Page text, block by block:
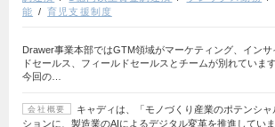
能
育児支援制度
Drawer事業本部ではGTM領域がマーケティング、インサ
ドセールス、フィールドセールスとチームが別れています
今回の…
会社概要
キャディは、「モノづくり産業のポテンシ
ションに、製造業のAIによるデジタル変革を推進してい